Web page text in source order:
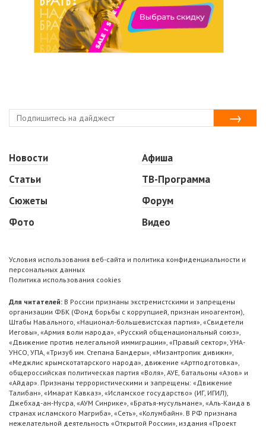
Новости
Статьи
Сюжеты
Фото
Афиша
ТВ-Программа
Форум
Видео
Условия использования веб-сайта и политика конфиденциальности и
персональных данных
Политика использования cookies
Для читателей: В России признаны экстремистскими и запрещены
организации ФБК (Фонд борьбы с коррупцией, признан иноагентом),
Штабы Навального, «Национал-большевистская партия», «Свидетели
Иеговы», «Армия воли народа», «Русский общенациональный союз»,
«Движение против нелегальной иммиграции», «Правый сектор», УНА-
УНСО, УПА, «Тризуб им. Степана Бандеры», «Мизантропик дивижн»,
«Меджлис крымскотатарского народа», движение «Артподготовка»,
общероссийская политическая партия «Воля», АУЕ, батальоны «Азов» и
«Айдар». Признаны террористическими и запрещены: «Движение
Талибан», «Имарат Кавказ», «Исламское государство» (ИГ, ИГИЛ),
Джебхад-ан-Нусра, «АУМ Синрике», «Братья-мусульмане», «Аль-Каида в
странах исламского Магриба», «Сеть», «Колумбайн». В РФ признана
нежелательной деятельность «Открытой России», издания «Проект